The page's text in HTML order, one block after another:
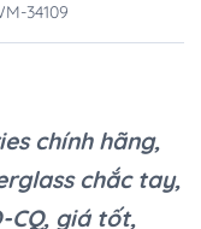
34109
chính hãng,
chắc tay,
CQ, giá tốt,